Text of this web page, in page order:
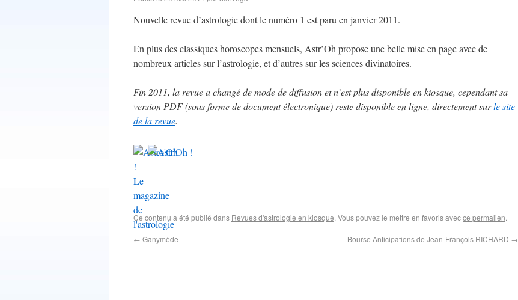
Nouvelle revue d’astrologie dont le numéro 1 est paru en janvier 2011.
En plus des classiques horoscopes mensuels, Astr’Oh propose une belle mise en page avec de
nombreux articles sur l’astrologie, et d’autres sur les sciences divinatoires.
Fin 2011, la revue a changé de mode de diffusion et n’est plus disponible en kiosque, cependant sa
version PDF (sous forme de document électronique) reste disponible en ligne, directement surle site
de la revue.
Ce contenu a été publié dans Revues d'astrologie en kiosque. Vous pouvez le mettre en favoris avecce permalien.
← Ganymède Bourse Anticipations de Jean-François RICHARD →